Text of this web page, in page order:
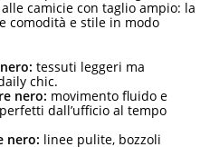
camicie con taglio ampio: la
comodità e stile in modo
tessuti leggeri ma
chic.
nero: movimento fluido e
dall’ufficio al tempo
nero: linee pulite, bozzoli